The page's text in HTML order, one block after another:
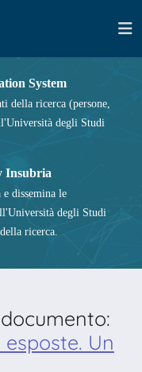
System
della ricerca (persone,
degli Studi
Insubria
e dissemina le
degli Studi
ricerca.
Un